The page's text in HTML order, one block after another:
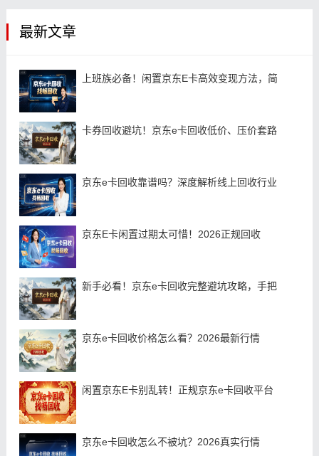
最新文章
上班族必备！闲置京东E卡高效变现方法，简
卡券回收避坑！京东e卡回收低价、压价套路
京东e卡回收靠谱吗？深度解析线上回收行业
京东E卡闲置过期太可惜！2026正规回收
新手必看！京东e卡回收完整避坑攻略，手把
京东e卡回收价格怎么看？2026最新行情
闲置京东E卡别乱转！正规京东e卡回收平台
京东e卡回收怎么不被坑？2026真实行情